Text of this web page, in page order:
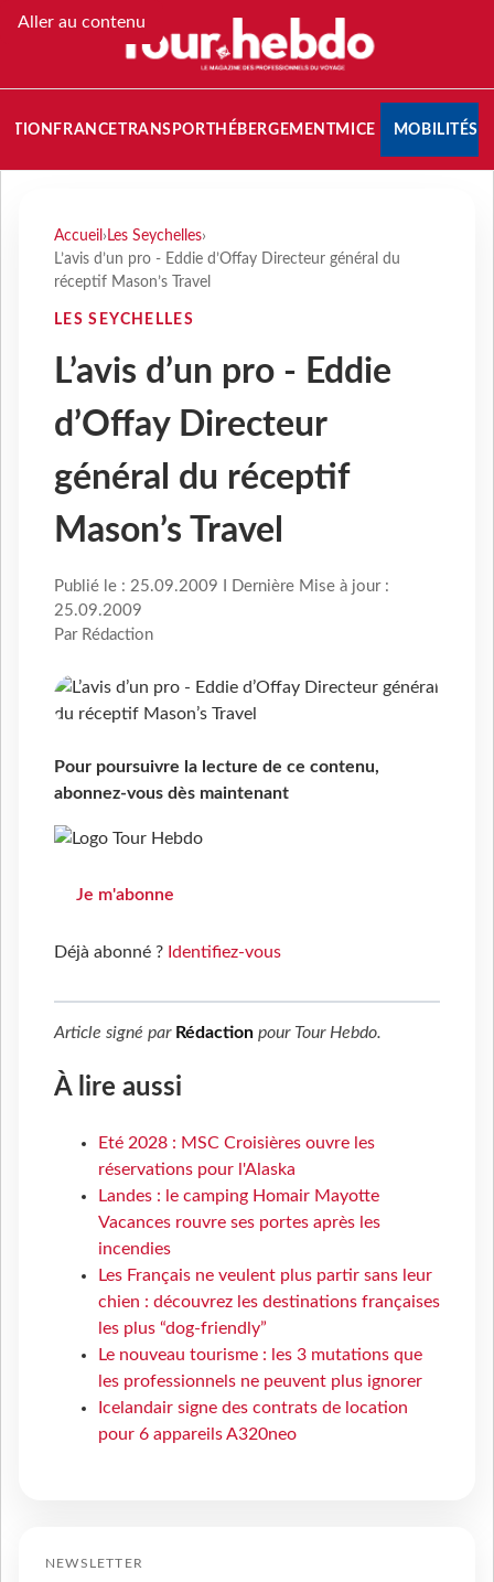
Aller au contenu
FRANCETRANSPORT HÉBERGEMENTMICE MOBILITÉS
Accueil › Les Seychelles›
L’avis d’un pro - Eddie d’Offay Directeur général du
réceptif Mason’s Travel
LES SEYCHELLES
L’avis d’un pro - Eddie
d’Offay Directeur
général du réceptif
Mason’s Travel
Publié le : 25.09.2009 I Dernière Mise à jour :
25.09.2009
Par Rédaction
Pour poursuivre la lecture de ce contenu,
abonnez-vous dès maintenant
Je m'abonne
Déjà abonné ? Identifiez-vous
Article signé par Rédaction pour Tour Hebdo.
À lire aussi
Eté 2028 : MSC Croisières ouvre les
réservations pour l'Alaska
Landes : le camping Homair Mayotte
Vacances rouvre ses portes après les
incendies
Les Français ne veulent plus partir sans leur
chien : découvrez les destinations françaises
les plus “dog-friendly”
Le nouveau tourisme : les 3 mutations que
les professionnels ne peuvent plus ignorer
Icelandair signe des contrats de location
pour 6 appareils A320neo
NEWSLETTER